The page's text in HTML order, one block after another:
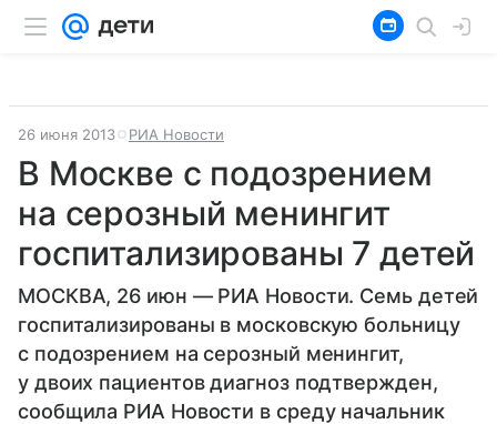
26 июня 2013 РИА Новости
В Москве с подозрением
на серозный менингит
госпитализированы 7 детей
МОСКВА, 26 июн — РИА Новости. Семь детей
госпитализированы в московскую больницу
с подозрением на серозный менингит,
у двоих пациентов диагноз подтвержден,
сообщила РИА Новости в среду начальник